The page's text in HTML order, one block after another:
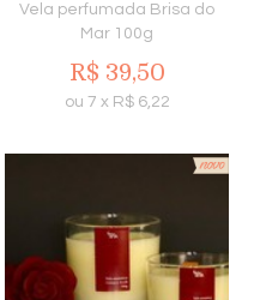
Vela perfumada Brisa do
Mar 100g
R$ 39,50
ou 7 x R$ 6,22